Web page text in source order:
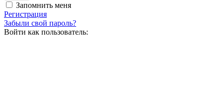
Запомнить меня
Регистрация
Забыли свой пароль?
Войти как пользователь: